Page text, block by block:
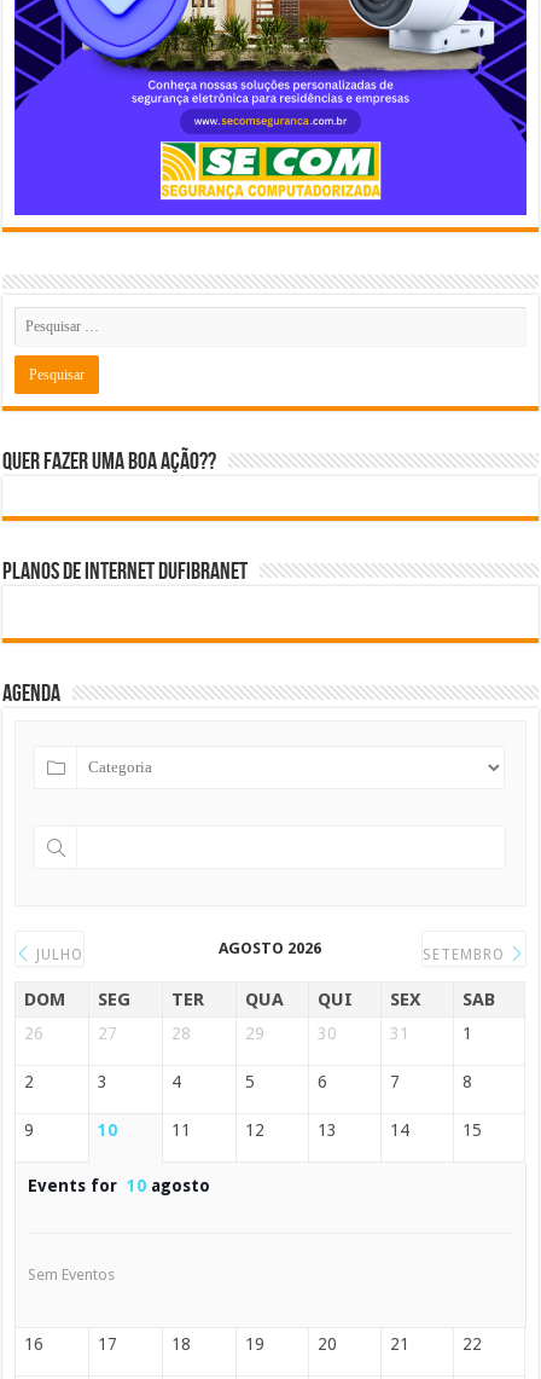
Quer fazer uma boa ação??
Planos de internet DUFIBRANET
Agenda
JULHO AGOSTO 2026 SETEMBRO
DOM SEG TER QUA QUI SEX SAB
26 27 28 29 30 31 1
2 3 4 5 6 7 8
9 10 11 12 13 14 15
Events for 10 agosto
Sem Eventos
16 17 18 19 20 21 22